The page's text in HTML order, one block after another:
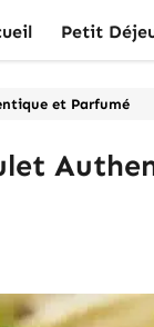
Petit
et Parfumé